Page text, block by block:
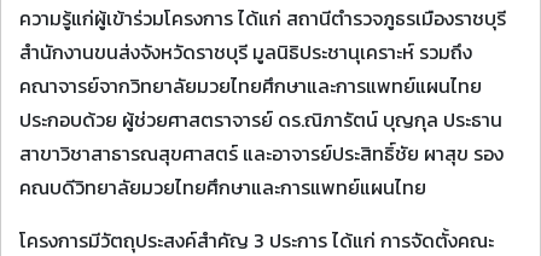
ความรู้แก่ผู้เข้าร่วมโครงการ ได้แก่ สถานีตำรวจภูธรเมืองราชบุรี
สำนักงานขนส่งจังหวัดราชบุรี มูลนิธิประชานุเคราะห์ รวมถึง
คณาจารย์จากวิทยาลัยมวยไทยศึกษาและการแพทย์แผนไทย
ประกอบด้วย ผู้ช่วยศาสตราจารย์ ดร.ณิภารัตน์ บุญกุล ประธาน
สาขาวิชาสาธารณสุขศาสตร์ และอาจารย์ประสิทธิ์ชัย ผาสุข รอง
คณบดีวิทยาลัยมวยไทยศึกษาและการแพทย์แผนไทย
โครงการมีวัตถุประสงค์สำคัญ 3 ประการ ได้แก่ การจัดตั้งคณะ